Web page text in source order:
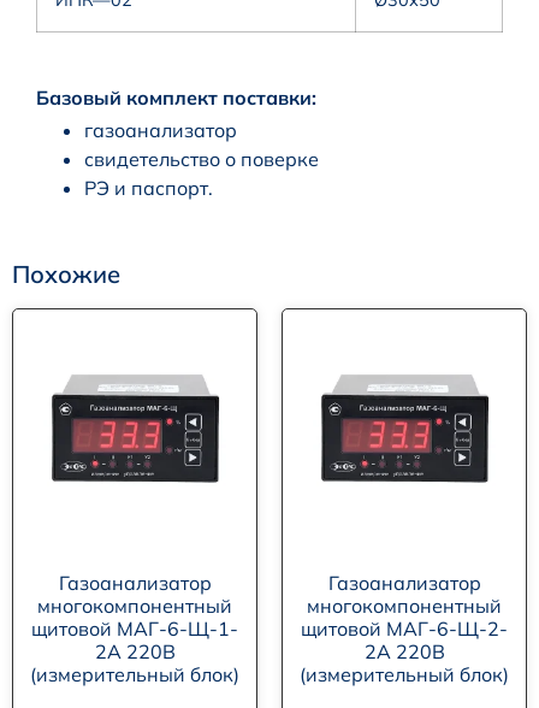
Базовый комплект поставки:
газоанализатор
свидетельство о поверке
РЭ и паспорт.
Похожие
Газоанализатор
многокомпонентный
щитовой МАГ-6-Щ-1-
2А 220В
(измерительный блок)
Газоанализатор
многокомпонентный
щитовой МАГ-6-Щ-2-
2А 220В
(измерительный блок)